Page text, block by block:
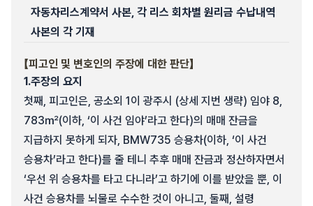
자동차리스계약서 사본, 각 리스 회차별 원리금 수납내역
사본의 각 기재
【피고인 및 변호인의 주장에 대한 판단】
1.주장의 요지
첫째, 피고인은, 공소외 1이 광주시 (상세 지번 생략) 임야 8,
783㎡(이하, ‘이 사건 임야’라고 한다)의 매매 잔금을
지급하지 못하게 되자, BMW735 승용차(이하, ‘이 사건
승용차’라고 한다)를 줄 테니 추후 매매 잔금과 정산하자면서
‘우선 위 승용차를 타고 다니라’고 하기에 이를 받았을 뿐, 이
사건 승용차를 뇌물로 수수한 것이 아니고, 둘째, 설령